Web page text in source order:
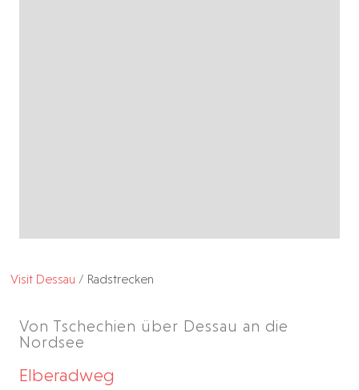
Visit Dessau / Radstrecken
Von Tschechien über Dessau an die
Nordsee
Elberadweg​